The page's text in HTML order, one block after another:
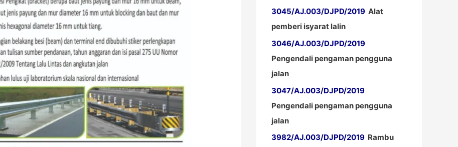
3045/AJ.003/DJPD/2019 Alat
pemberi isyarat lalin
3046/AJ.003/DJPD/2019
Pengendali pengaman pengguna
jalan
3047/AJ.003/DJPD/2019
Pengendali pengaman pengguna
jalan
3982/AJ.003/DJPD/2019 Rambu